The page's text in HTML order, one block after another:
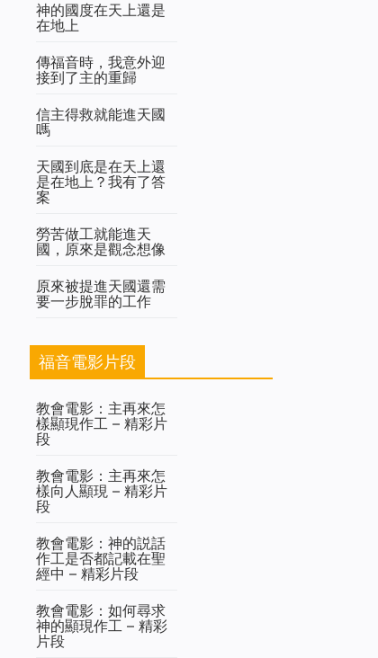
神的國度在天上還是
在地上
傳福音時，我意外迎
接到了主的重歸
信主得救就能進天國
嗎
天國到底是在天上還
是在地上？我有了答
案
勞苦做工就能進天
國，原來是觀念想像
原來被提進天國還需
要一步脫罪的工作
福音電影片段
教會電影：主再來怎
樣顯現作工 – 精彩片
段
教會電影：主再來怎
樣向人顯現 – 精彩片
段
教會電影：神的説話
作工是否都記載在聖
經中 – 精彩片段
教會電影：如何尋求
神的顯現作工 – 精彩
片段